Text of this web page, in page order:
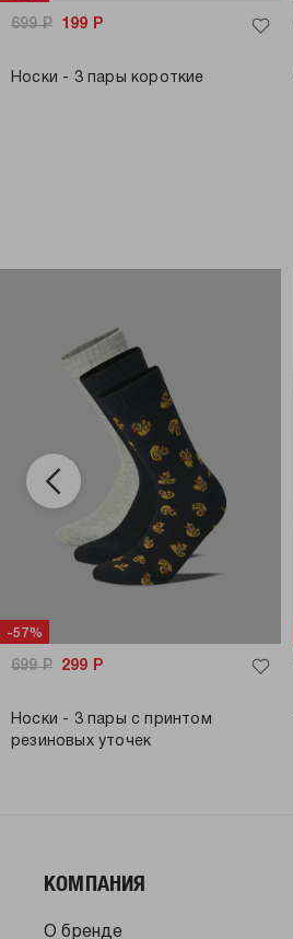
699Р 199 Р
Носки - 3 пары короткие
-57%
699Р 299 Р
Носки - 3 пары с принтом
резиновых уточек
КОМПАНИЯ
О бренде